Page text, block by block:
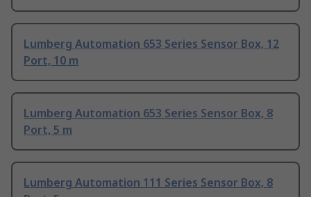
Lumberg Automation 653 Series Sensor Box, 12
Port, 10 m
Lumberg Automation 653 Series Sensor Box, 8
Port, 5 m
Lumberg Automation 111 Series Sensor Box, 8